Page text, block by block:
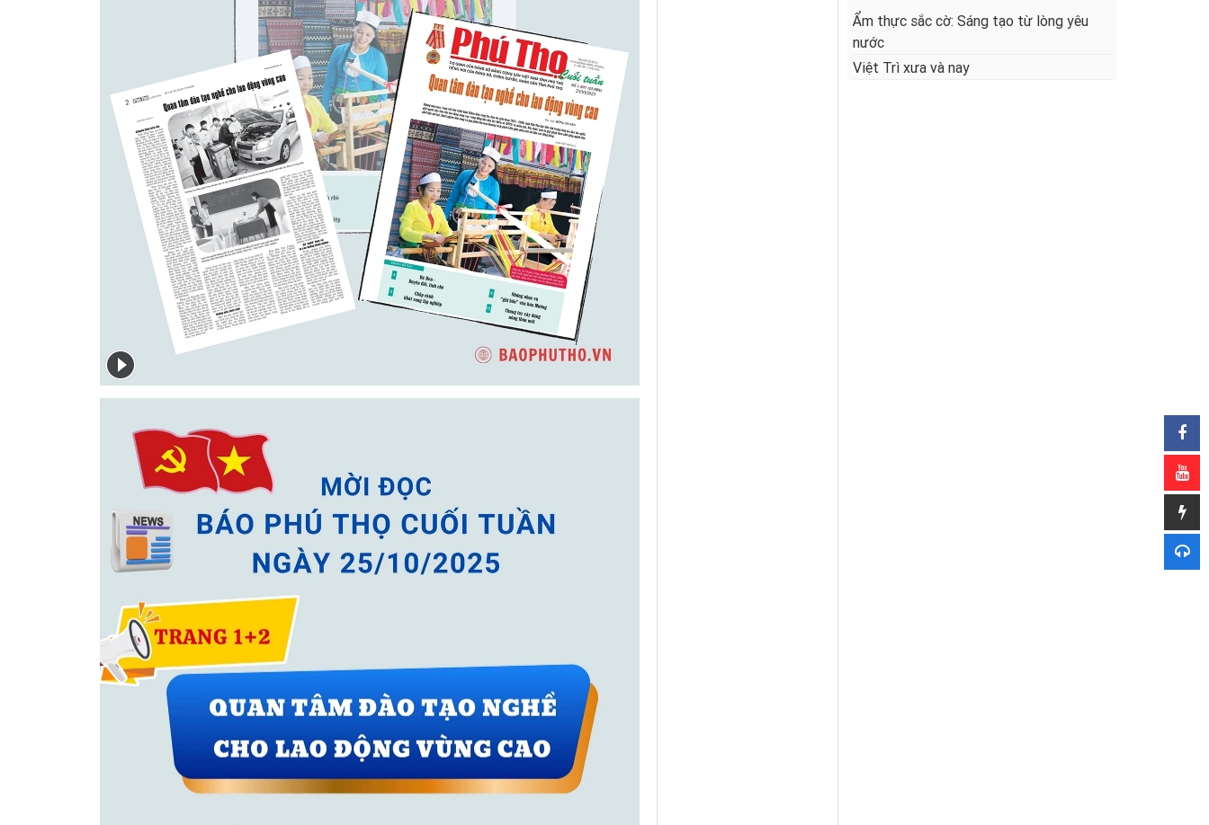
Ẩm thực sắc cờ: Sáng tạo từ lòng yêu
nước
Việt Trì xưa và nay